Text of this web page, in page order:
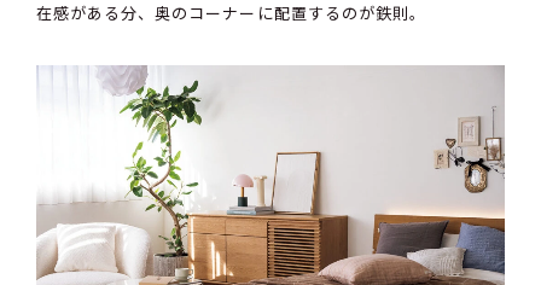
在感がある分、奥のコーナーに配置するのが鉄則。